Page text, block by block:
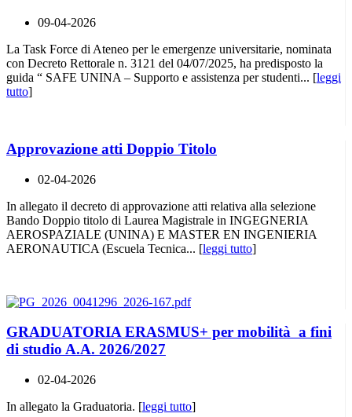
09-04-2026
La Task Force di Ateneo per le emergenze universitarie, nominata
con Decreto Rettorale n. 3121 del 04/07/2025, ha predisposto la
guida “ SAFE UNINA – Supporto e assistenza per studenti... [leggi
tutto]
Approvazione atti Doppio Titolo
02-04-2026
In allegato il decreto di approvazione atti relativa alla selezione
Bando Doppio titolo di Laurea Magistrale in INGEGNERIA
AEROSPAZIALE (UNINA) E MASTER EN INGENIERIA
AERONAUTICA (Escuela Tecnica... [leggi tutto]
GRADUATORIA ERASMUS+ per mobilità a fini
di studio A.A. 2026/2027
02-04-2026
In allegato la Graduatoria. [leggi tutto]